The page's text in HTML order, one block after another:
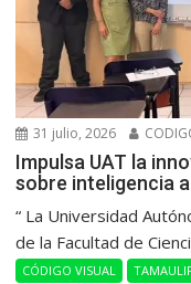
31 julio, 2026
Impulsa UAT la
sobre inteligencia
“ La Universidad
de la Facultad de
CÓDIGO VISUAL